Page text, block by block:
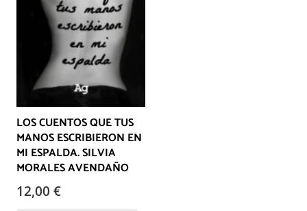
LOS CUENTOS QUE TUS
MANOS ESCRIBIERON EN
MI ESPALDA. SILVIA
MORALES AVENDAÑO
12,00 €